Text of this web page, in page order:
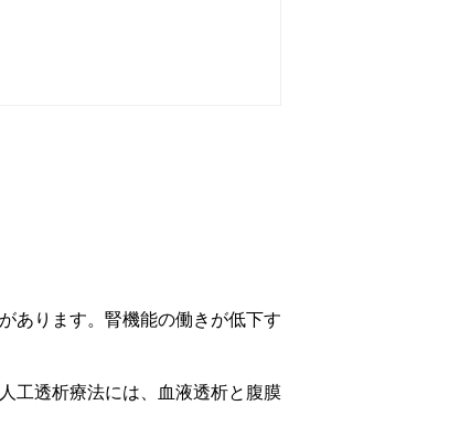
あります。腎機能の働きが低下す
工透析療法には、血液透析と腹膜